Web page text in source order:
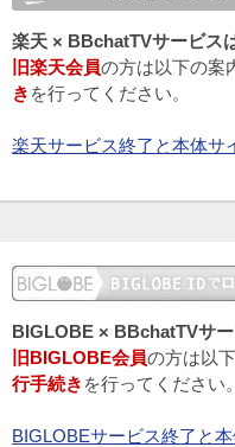
楽天 × BBchatTVサービス
旧楽天会員の方は以下の案
き を行ってください。
楽天サービス終了と本体サ
BIGLOBE × BBchatTVサー
旧BIGLOBE会員の方は以
行手続き を行ってください。
BIGLOBEサービス終了と